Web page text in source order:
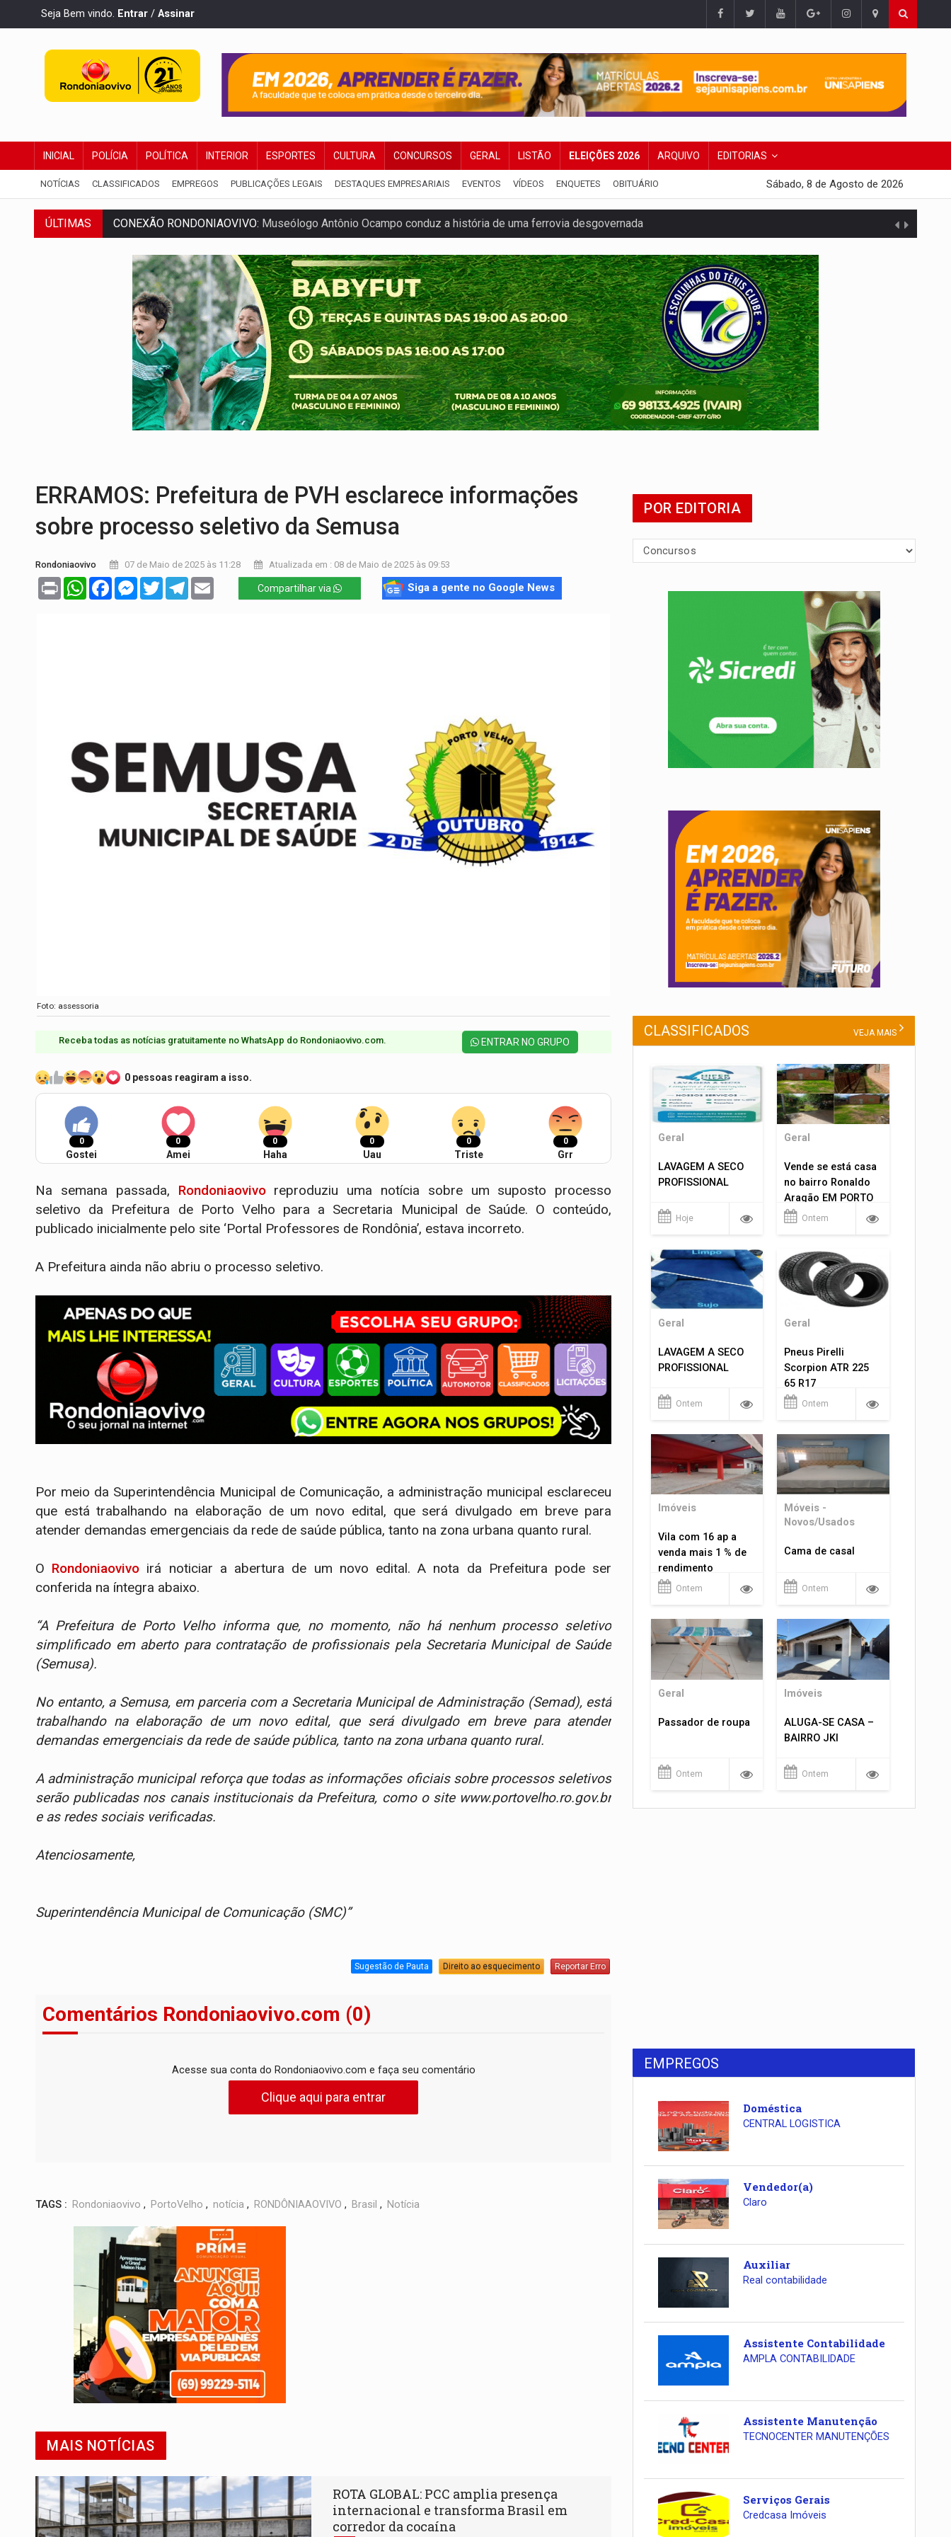
Seja Bem vindo. Entrar / Assinar
INICIAL POLÍCIA POLÍTICA INTERIOR ESPORTES CULTURA CONCURSOS GERAL LISTÃO ELEIÇÕES 2026 ARQUIVO EDITORIAS
NOTÍCIAS CLASSIFICADOS EMPREGOS PUBLICAÇÕES LEGAIS DESTAQUES EMPRESARIAIS EVENTOS VÍDEOS ENQUETES OBITUÁRIO Sábado, 8 de Agosto de 2026
ÚLTIMAS CONEXÃO RONDONIAOVIVO: Museólogo Antônio Ocampo conduz a história de uma ferrovia desgovernada
EXTENSÃO DE DANOS:Ferroviários pedem ao Iphan recuperação de área atingida por erosão na EFMM
VARIANDO O CARDÁPIO:Veja essa receita de carne assada para o almoço e o jantar
PREJUÍZO AOS ESTUDANTES:Greve dos professores em PVH é considerada ilegal pela Justiça
POSSESSÃO DE DEBORAH LOGAN:Terror mistura mistério e filmagens quase reais – Por Marcos Souza
TRANSPARÊNCIA:TCE reúne candidatos ao Governo e apresenta diagnóstico sobre RO
ELAS DECIDEM: Mulheres são maioria e representam 52% do eleitorado de Rondônia em 2026
NO CARRO:Homem é preso com pistola 9mm durante abordagem da Força Tática na zona Sul
ERRAMOS: Prefeitura de PVH esclarece informações
sobre processo seletivo da Semusa
Rondoniaovivo 07 de Maio de 2025 às 11:28 Atualizada em : 08 de Maio de 2025 às 09:53
Print WhatsAppFacebookMessenger
TwitterTelegram Compartilhar via Siga a gente no Google News
Foto: assessoria
Receba todas as notícias gratuitamente no WhatsApp do Rondoniaovivo.com.​ ENTRAR NO GRUPO
0 pessoas reagiram a isso.
0
Gostei
0
Amei
0
Haha
0
Uau
0
Triste
0
Grr
Na semana passada, Rondoniaovivoreproduziu uma notícia sobre um suposto processo
seletivo da Prefeitura de Porto Velho para a Secretaria Municipal de Saúde. O conteúdo,
publicado inicialmente pelo site ‘Portal Professores de Rondônia’, estava incorreto.
A Prefeitura ainda não abriu o processo seletivo.
Por meio da Superintendência Municipal de Comunicação, a administração municipal esclareceu
que está trabalhando na elaboração de um novo edital, que será divulgado em breve para
atender demandas emergenciais da rede de saúde pública, tanto na zona urbana quanto rural.
O Rondoniaovivo irá noticiar a abertura de um novo edital. A nota da Prefeitura pode ser
conferida na íntegra abaixo.
“A Prefeitura de Porto Velho informa que, no momento, não há nenhum processo seletivo
simplificado em aberto para contratação de profissionais pela Secretaria Municipal de Saúde
(Semusa).
No entanto, a Semusa, em parceria com a Secretaria Municipal de Administração (Semad), está
trabalhando na elaboração de um novo edital, que será divulgado em breve para atender
demandas emergenciais da rede de saúde pública, tanto na zona urbana quanto rural.
A administração municipal reforça que todas as informações oficiais sobre processos seletivos
serão publicadas nos canais institucionais da Prefeitura, como o site www.portovelho.ro.gov.br
e as redes sociais verificadas.
Atenciosamente,
Superintendência Municipal de Comunicação (SMC)”
Sugestão de Pauta Direito ao esquecimento Reportar Erro
Comentários Rondoniaovivo.com (0)
Acesse sua conta do Rondoniaovivo.com e faça seu comentário
Clique aqui para entrar
TAGS : Rondoniaovivo , PortoVelho , notícia , RONDÔNIAAOVIVO , Brasil , Notícia
MAIS NOTÍCIAS
ROTA GLOBAL: PCC amplia presença
internacional e transforma Brasil em
corredor da cocaína
POR EDITORIA
CLASSIFICADOS VEJA MAIS
Geral
LAVAGEM A SECO
PROFISSIONAL
Hoje
Geral
Vende se está casa
no bairro Ronaldo
Aragão EM PORTO
VELHO RO.
Ontem
Geral
LAVAGEM A SECO
PROFISSIONAL
Ontem
Geral
Pneus Pirelli
Scorpion ATR 225
65 R17
Ontem
Imóveis
Vila com 16 ap a
venda mais 1 % de
rendimento
Ontem
Móveis -
Novos/Usados
Cama de casal
Ontem
Geral
Passador de roupa
Ontem
Imóveis
ALUGA-SE CASA –
BAIRRO JKI
Ontem
EMPREGOS
Doméstica
CENTRAL LOGISTICA
Vendedor(a)
Claro
Auxiliar
Real contabilidade
Assistente Contabilidade
AMPLA CONTABILIDADE
Assistente Manutenção
TECNOCENTER MANUTENÇÕES
Serviços Gerais
Credcasa Imóveis